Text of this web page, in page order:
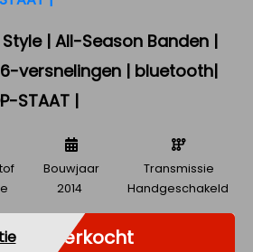
Style | All-Season Banden |
versnelingen | bluetooth|
STAAT |
Bouwjaar
2014
Transmissie
Handgeschakeld
Verkocht